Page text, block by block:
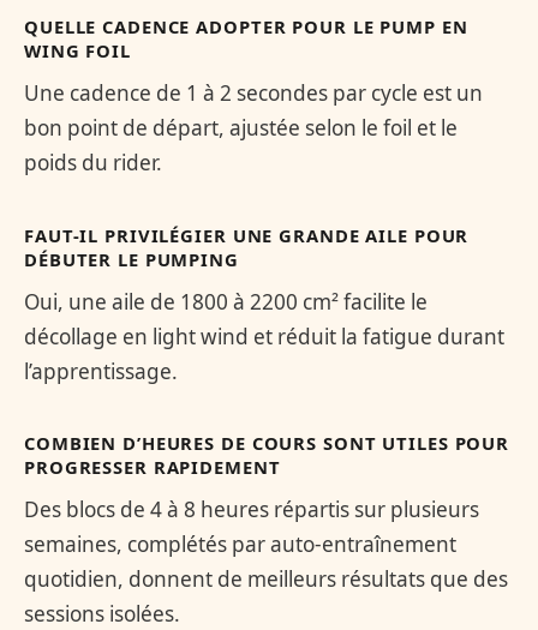
QUELLE CADENCE ADOPTER POUR LE PUMP EN
WING FOIL
Une cadence de 1 à 2 secondes par cycle est un
bon point de départ, ajustée selon le foil et le
poids du rider.
FAUT-IL PRIVILÉGIER UNE GRANDE AILE POUR
DÉBUTER LE PUMPING
Oui, une aile de 1800 à 2200 cm² facilite le
décollage en light wind et réduit la fatigue durant
l’apprentissage.
COMBIEN D’HEURES DE COURS SONT UTILES POUR
PROGRESSER RAPIDEMENT
Des blocs de 4 à 8 heures répartis sur plusieurs
semaines, complétés par auto-entraînement
quotidien, donnent de meilleurs résultats que des
sessions isolées.